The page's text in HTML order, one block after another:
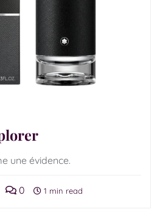
une évidence.
0 1 min read